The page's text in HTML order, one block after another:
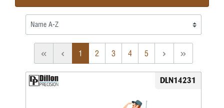
1 2 3 4 5
DLN14231